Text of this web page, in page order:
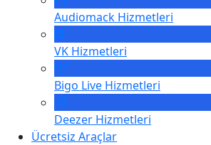
Audiomack Hizmetleri
VK Hizmetleri
Bigo Live Hizmetleri
Deezer Hizmetleri
Ücretsiz Araçlar